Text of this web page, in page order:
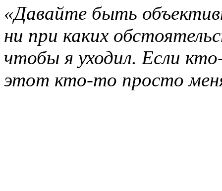
«Давайте быть
ни при каких
чтобы я уходил. Если
этот кто-то просто